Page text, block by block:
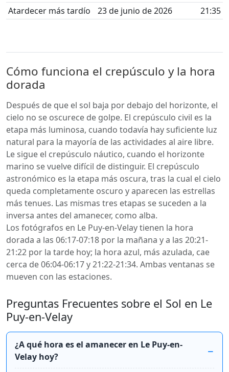
Atardecer más tardío 23 de junio de 2026 21:35
Cómo funciona el crepúsculo y la hora
dorada
Después de que el sol baja por debajo del horizonte, el
cielo no se oscurece de golpe. El crepúsculo civil es la
etapa más luminosa, cuando todavía hay suficiente luz
natural para la mayoría de las actividades al aire libre.
Le sigue el crepúsculo náutico, cuando el horizonte
marino se vuelve difícil de distinguir. El crepúsculo
astronómico es la etapa más oscura, tras la cual el cielo
queda completamente oscuro y aparecen las estrellas
más tenues. Las mismas tres etapas se suceden a la
inversa antes del amanecer, como alba.
Los fotógrafos en Le Puy-en-Velay tienen la hora
dorada a las 06:17-07:18 por la mañana y a las 20:21-
21:22 por la tarde hoy; la hora azul, más azulada, cae
cerca de 06:04-06:17 y 21:22-21:34. Ambas ventanas se
mueven con las estaciones.
Preguntas Frecuentes sobre el Sol en Le
Puy-en-Velay
¿A qué hora es el amanecer en Le Puy-en-
Velay hoy?